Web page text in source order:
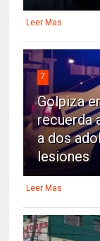
Leer Mas
7
Golpiza
recuerda
a dos
lesiones
Leer Mas